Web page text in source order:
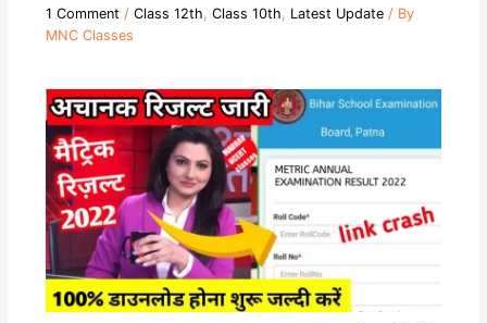
1 Comment / Class 12th, Class 10th, Latest Update/ By
MNC Classes